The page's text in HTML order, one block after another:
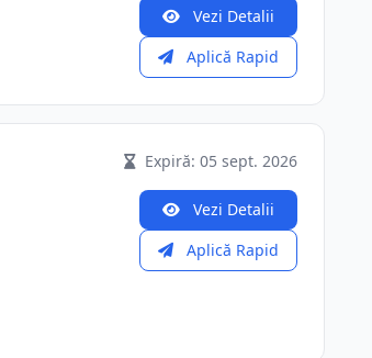
Vezi Detalii
Aplică Rapid
Expiră: 05 sept. 2026
Vezi Detalii
Aplică Rapid